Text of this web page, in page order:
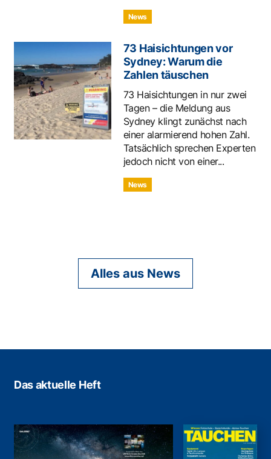
News
73 Haisichtungen vor
Sydney: Warum die
Zahlen täuschen
73 Haisichtungen in nur zwei
Tagen – die Meldung aus
Sydney klingt zunächst nach
einer alarmierend hohen Zahl.
Tatsächlich sprechen Experten
jedoch nicht von einer...
News
Alles aus News
Das aktuelle Heft